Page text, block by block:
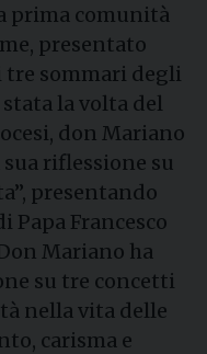
prima comunità
presentato
sommari degli
la volta del
don Mariano
riflessione su
presentando
Papa Francesco
Mariano ha
su tre concetti
nella vita delle
carisma e